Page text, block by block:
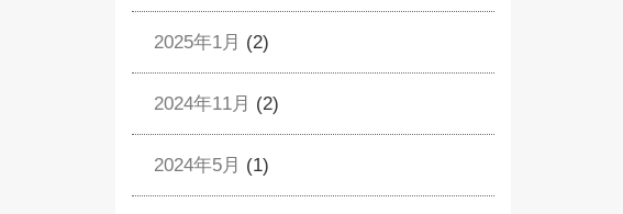
2025年1月 (2)
2024年11月 (2)
2024年5月 (1)